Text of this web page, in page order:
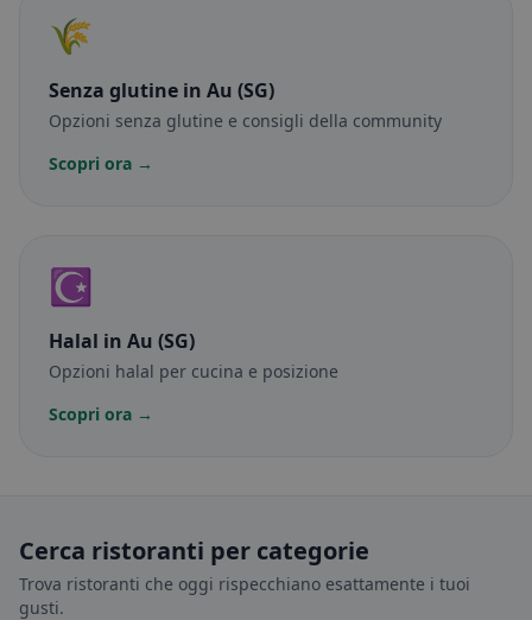
🌾
Senza glutine in Au (SG)
Opzioni senza glutine e consigli della community
Scopri ora →
☪️
Halal in Au (SG)
Opzioni halal per cucina e posizione
Scopri ora →
Cerca ristoranti per categorie
Trova ristoranti che oggi rispecchiano esattamente i tuoi
gusti.